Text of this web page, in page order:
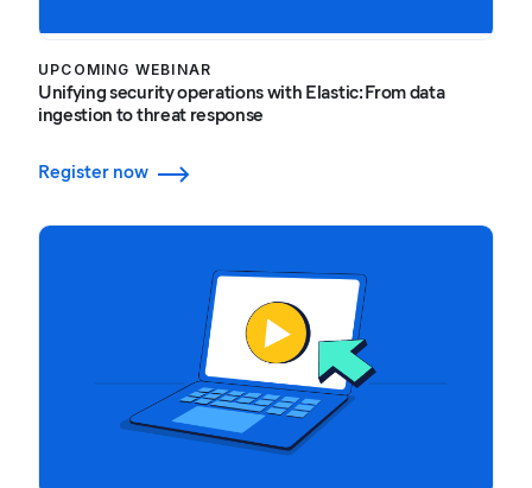
UPCOMING WEBINAR
Unifying security operations with Elastic: From data
ingestion to threat response
Register now